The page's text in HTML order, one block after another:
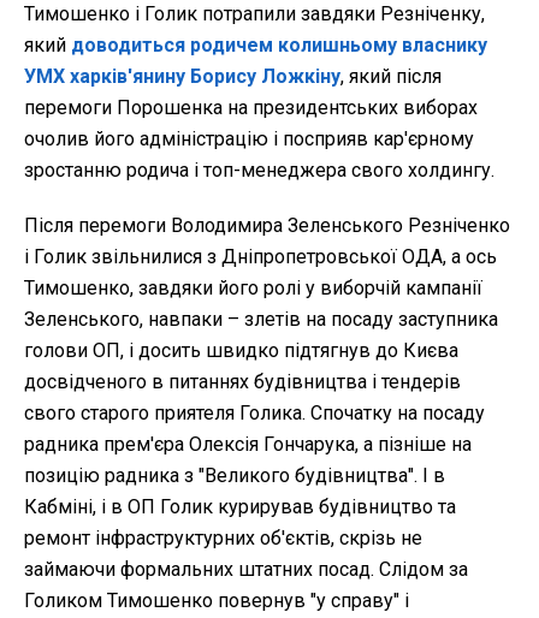
Тимошенко і Голик потрапили завдяки Резніченку,
який доводиться родичем колишньому власнику
УМХ харків'янину Борису Ложкіну, який після
перемоги Порошенка на президентських виборах
очолив його адміністрацію і посприяв кар'єрному
зростанню родича і топ-менеджера свого холдингу.
Після перемоги Володимира Зеленського Резніченко
і Голик звільнилися з Дніпропетровської ОДА, а ось
Тимошенко, завдяки його ролі у виборчій кампанії
Зеленського, навпаки – злетів на посаду заступника
голови ОП, і досить швидко підтягнув до Києва
досвідченого в питаннях будівництва і тендерів
свого старого приятеля Голика. Спочатку на посаду
радника прем'єра Олексія Гончарука, а пізніше на
позицію радника з "Великого будівництва". І в
Кабміні, і в ОП Голик курирував будівництво та
ремонт інфраструктурних об'єктів, скрізь не
займаючи формальних штатних посад. Слідом за
Голиком Тимошенко повернув "у справу" і